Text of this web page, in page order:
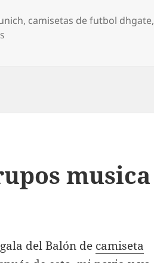
, camisetas de futbol dhgate,
musica
del Balón de camiseta